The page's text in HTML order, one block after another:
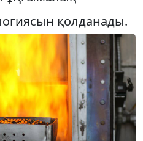
қолданады.